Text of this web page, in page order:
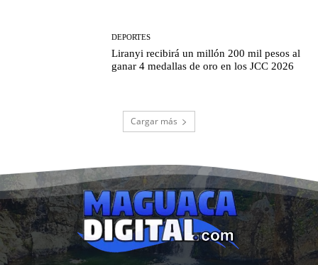
DEPORTES
Liranyi recibirá un millón 200 mil pesos al
ganar 4 medallas de oro en los JCC 2026
Cargar más